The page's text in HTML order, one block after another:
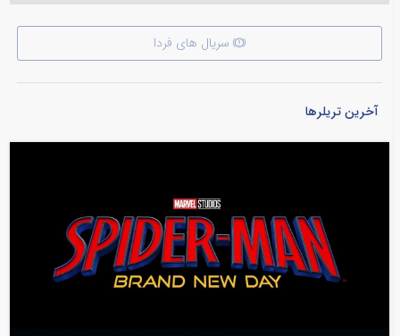
سریال های فردا
آخرین تریلرها